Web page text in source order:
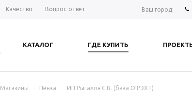
Качество Вопрос-ответ Ваш город:
КАТАЛОГ ГДЕ КУПИТЬ
Магазины - Пенза - ИП Рыгалов С.В. (база О’РЭХТ)